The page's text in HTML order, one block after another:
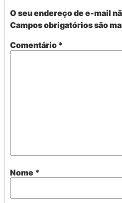
O seu endereço de e-mail
Campos obrigatórios são
Comentário *
Nome *